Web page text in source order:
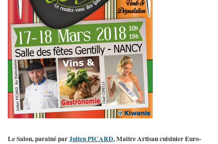
Le Salon, parainé parJulien PICARD, Maitre Artisan cuisinier Euro-